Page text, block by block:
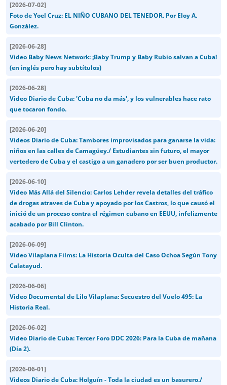
[2026-07-02]
Foto de Yoel Cruz: EL NIÑO CUBANO DEL TENEDOR. Por Eloy A.
González.
[2026-06-28]
Video Baby News Network: ¡Baby Trump y Baby Rubio salvan a Cuba!
(en inglés pero hay subtítulos)
[2026-06-28]
Video Diario de Cuba: 'Cuba no da más', y los vulnerables hace rato
que tocaron fondo.
[2026-06-20]
Videos Diario de Cuba: Tambores improvisados para ganarse la vida:
niños en las calles de Camagüey./ Estudiantes sin futuro, el mayor
vertedero de Cuba y el castigo a un ganadero por ser buen productor.
[2026-06-10]
Video Más Allá del Silencio: Carlos Lehder revela detalles del tráfico
de drogas atraves de Cuba y apoyado por los Castros, lo que causó el
inició de un proceso contra el régimen cubano en EEUU, infelizmente
acabado por Bill Clinton.
[2026-06-09]
Video Vilaplana Films: La Historia Oculta del Caso Ochoa Según Tony
Calatayud.
[2026-06-06]
Video Documental de Lilo Vilaplana: Secuestro del Vuelo 495: La
Historia Real.
[2026-06-02]
Video Diario de Cuba: Tercer Foro DDC 2026: Para la Cuba de mañana
(Día 2).
[2026-06-01]
Videos Diario de Cuba: Holguín - Toda la ciudad es un basurero./